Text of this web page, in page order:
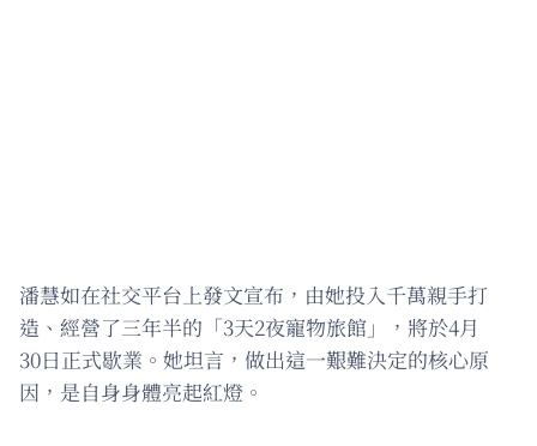
潘慧如在社交平台上發文宣布，由她投入千萬親手打
造、經營了三年半的「3天2夜寵物旅館」，將於4月
30日正式歇業。她坦言，做出這一艱難決定的核心原
因，是自身身體亮起紅燈。